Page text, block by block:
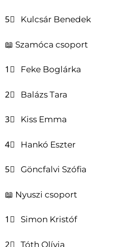
5⃣ Kulcsár Benedek
📖 Szamóca csoport
1⃣ Feke Boglárka
2⃣ Balázs Tara
3⃣ Kiss Emma
4⃣ Hankó Eszter
5⃣ Göncfalvi Szófia
📖 Nyuszi csoport
1⃣ Simon Kristóf
2⃣ Tóth Olívia